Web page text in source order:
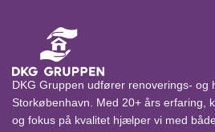
DKG Gruppen udfører renoverings- og
Storkøbenhavn. Med 20+ års erfaring,
og fokus på kvalitet hjælper vi med